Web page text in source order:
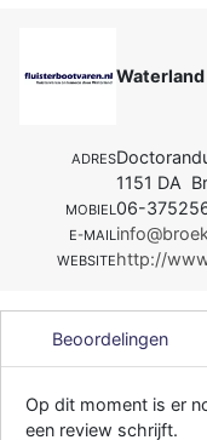
Waterland
ADRES
1151 DA
MOBIEL06-
E-MAIL
WEBSITEhttp://
Beoordelingen
Op dit moment is er
een review schrijft.